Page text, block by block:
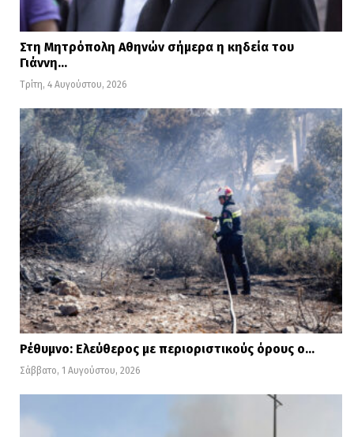
Στη Μητρόπολη Αθηνών σήμερα η κηδεία του
Γιάννη…
Τρίτη, 4 Αυγούστου, 2026
Ρέθυμνο: Ελεύθερος με περιοριστικούς όρους ο…
Σάββατο, 1 Αυγούστου, 2026